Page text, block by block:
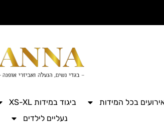
בכל המידות ביגוד במידות XS-XL
נעליים לילדים